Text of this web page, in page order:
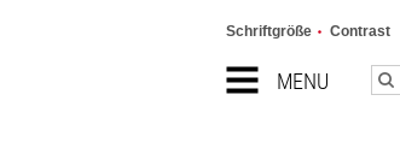
MENU
Schriftgröße Contrast